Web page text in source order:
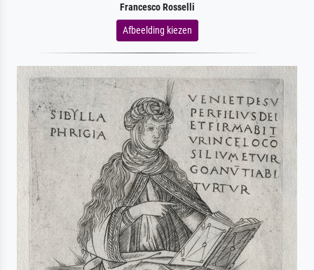
Francesco Rosselli
Afbeelding kiezen